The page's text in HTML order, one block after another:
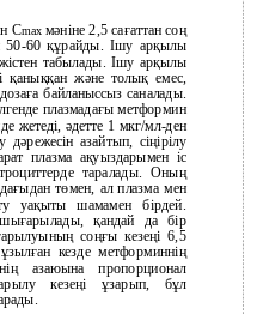
Сmах мәніне 2,5 сағаттан соң
50-60 құрайды. Ішу арқылы
табылады. Ішу арқылы
қаныққан және толық емес,
байланыссыз саналады.
плазмадағы метформин
жетеді, әдетте 1 мкг/мл-ден
азайтып, сіңірілу
плазма ақуыздарымен іс
таралады. Оның
төмен, ал плазма мен
уақыты шамамен бірдей.
қандай да бір
соңғы кезеңі 6,5
кезде метформиннің
азаюына пропорционал
кезеңі ұзарып, бұл